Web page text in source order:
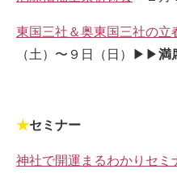
東国三社＆奥東国三社の立
（土）〜９日（日）▶▶満
★セミナー
神社で開運まるわかりセミ